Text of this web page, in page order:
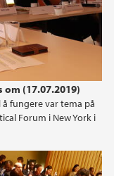
(17.07.2019)
fungere var tema på
Forum i New York i